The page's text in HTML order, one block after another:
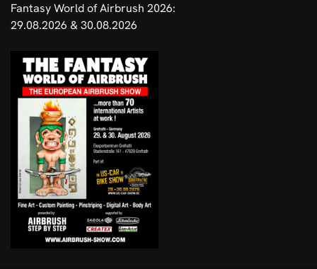
Fantasy World of Airbrush 2026:
29.08.2026 & 30.08.2026